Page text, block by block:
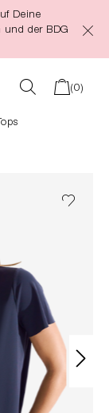
Deine
und der BDG
(0)